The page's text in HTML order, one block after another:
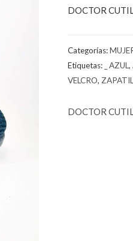
DOCTOR
Categorías:
Etiquetas:
_ AZUL,
VELCRO,
DOCTOR